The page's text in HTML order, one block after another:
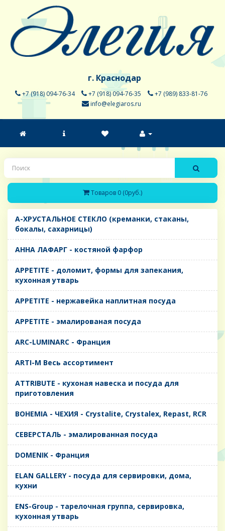
г. Краснодар
+7 (918) 094-76-34 +7 (918) 094-76-35
+7 (989) 833-81-76
info@elegiaros.ru
Товаров 0 (0руб.)
A-ХРУСТАЛЬНОЕ СТЕКЛО (креманки, стаканы,
бокалы, сахарницы)
AHHA ЛАФАРГ - костяной фарфор
APPETITE - доломит, формы для запекания,
кухонная утварь
APPETITE - нержавейка наплитная посуда
APPETITE - эмалированая посуда
ARC-LUMINARC - Франция
ARTI-M Весь ассортимент
ATTRIBUTE - кухоная навеска и посуда для
приготовления
BOHEMIA - ЧЕХИЯ - Crystalite, Crystalex, Repast, RCR
CЕВЕРСТАЛЬ - эмалированная посуда
DOMENIK - Франция
ELAN GALLERY - посуда для сервировки, дома,
кухни
ENS-Group - тарелочная группа, сервировка,
кухонная утварь